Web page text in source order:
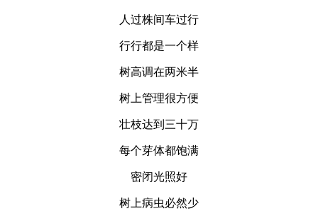
人过株间车过行
行行都是一个样
树高调在两米半
树上管理很方便
壮枝达到三十万
每个芽体都饱满
密闭光照好
树上病虫必然少